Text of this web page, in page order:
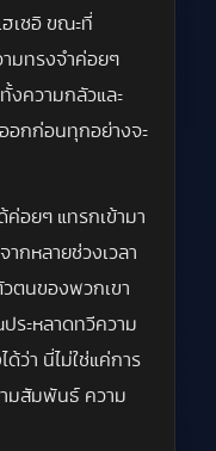
ฮเซอิ ขณะที่
ามทรงจำค่อยๆ
งความกลัวและ
อกก่อนทุกอย่างจะ
ค่อยๆ แทรกเข้ามา
ากหลายช่วงเวลา
ตนของพวกเขา
ระหลาดทวีความ
ด้ว่า นี่ไม่ใช่แค่การ
มสัมพันธ์ ความ